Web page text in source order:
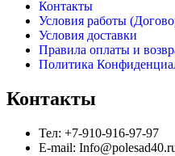
Контакты
Условия работы
Условия доставки
Правила оплаты и
Политика
Контакты
Тел: +7-910-916-97-97
E-mail: